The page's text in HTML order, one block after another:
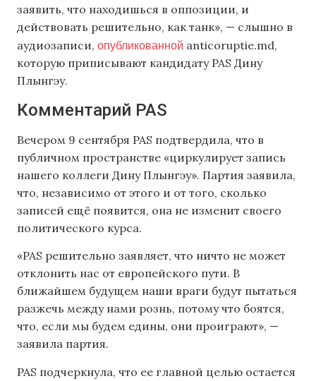
заявить, что находишься в оппозиции, и
действовать решительно, как танк», — слышно в
аудиозаписи, опубликованной anticoruptie.md,
которую приписывают кандидату PAS Дину
Плынгэу.
Комментарий PAS
Вечером 9 сентября PAS подтвердила, что в
публичном пространстве «циркулирует запись
нашего коллеги Дину Плынгэу». Партия заявила,
что, независимо от этого и от того, сколько
записей ещё появится, она не изменит своего
политического курса.
«PAS решительно заявляет, что ничто не может
отклонить нас от европейского пути. В
ближайшем будущем наши враги будут пытаться
разжечь между нами рознь, потому что боятся,
что, если мы будем едины, они проиграют», —
заявила партия.
PAS подчеркнула, что ее главной целью остается